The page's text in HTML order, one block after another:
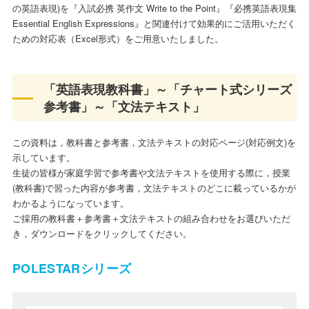
の英語表現)を『入試必携 英作文 Write to the Point』『必携英語表現集
Essential English Expressions』と関連付けて効果的にご活用いただく
ための対応表（Excel形式）をご用意いたしました。
「英語表現教科書」～「チャート式シリーズ
参考書」～「文法テキスト」
この資料は，教科書と参考書，文法テキストの対応ページ(対応例文)を
示しています。
生徒の皆様が家庭学習で参考書や文法テキストを使用する際に，授業
(教科書)で習った内容が参考書，文法テキストのどこに載っているかが
わかるようになっています。
ご採用の教科書＋参考書＋文法テキストの組み合わせをお選びいただ
き，ダウンロードをクリックしてください。
POLESTARシリーズ